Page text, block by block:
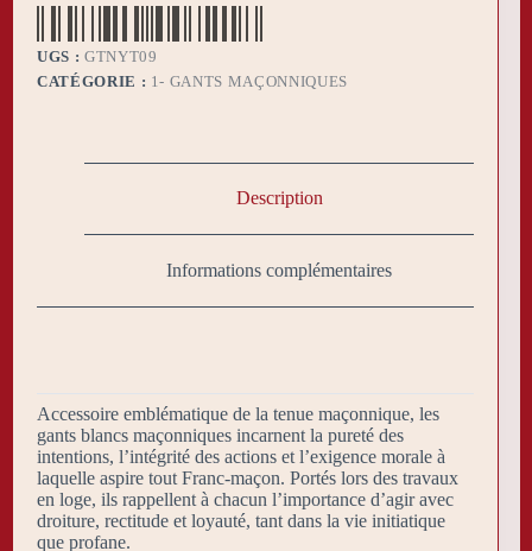
UGS : GTNYT09
CATÉGORIE : 1- GANTS MAÇONNIQUES
Description
Informations complémentaires
Accessoire emblématique de la tenue maçonnique, les
gants blancs maçonniques incarnent la pureté des
intentions, l’intégrité des actions et l’exigence morale à
laquelle aspire tout Franc-maçon. Portés lors des travaux
en loge, ils rappellent à chacun l’importance d’agir avec
droiture, rectitude et loyauté, tant dans la vie initiatique
que profane.